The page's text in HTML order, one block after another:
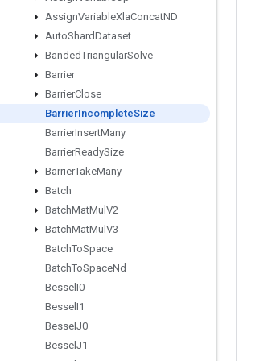
AssignVariableXlaConcatND
AutoShardDataset
BandedTriangularSolve
Barrier
BarrierClose
BarrierIncompleteSize
BarrierInsertMany
BarrierReadySize
BarrierTakeMany
Batch
BatchMatMul V2
BatchMatMul V3
BatchToSpace
BatchToSpaceNd
Bessel I0
Bessel I1
Bessel J0
Bessel J1